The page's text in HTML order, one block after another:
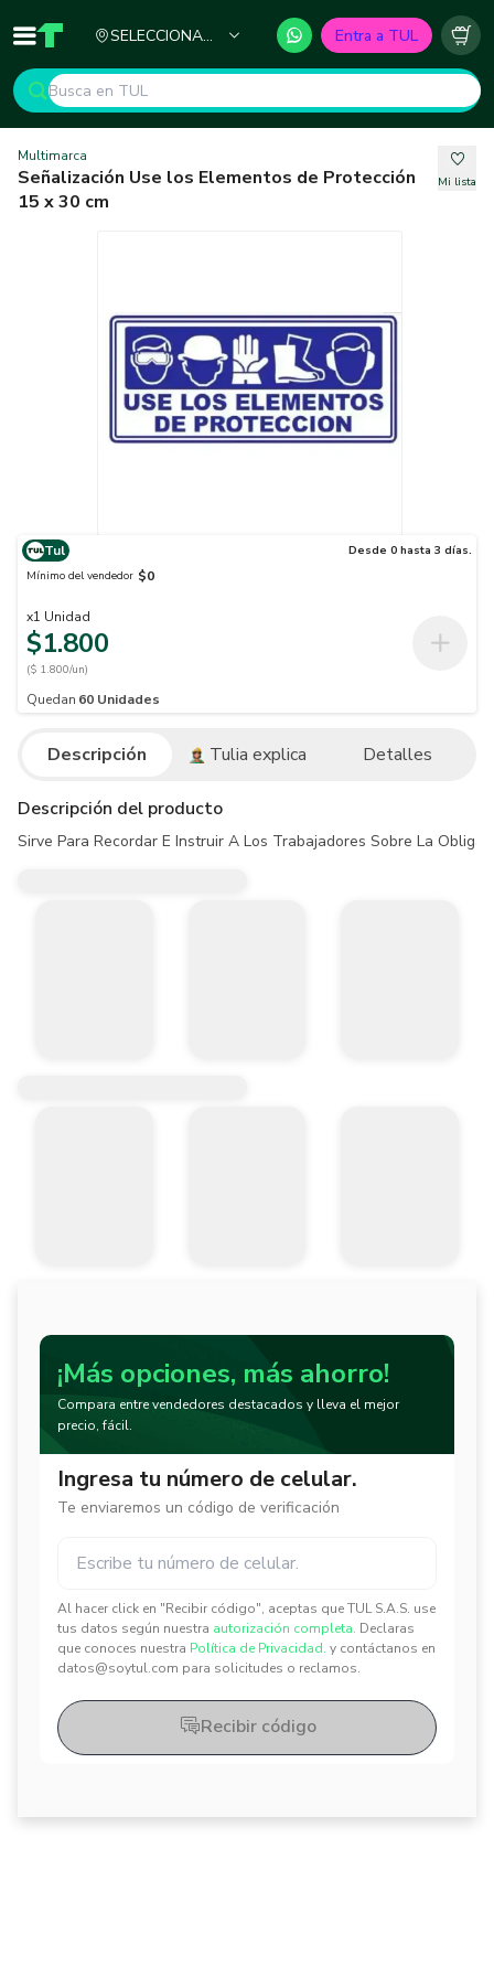
Inicio TUL - Tu Marketplace de Construcción
SELECCIONA
Entra a TUL
Multimarca
Señalización Use los Elementos de Protección
15 x 30 cm
Mi lista
Tul
Desde 0 hasta 3 días.
Mínimo del vendedor $0
x1 Unidad
$1.800
($ 1.800/un)
Quedan 60 Unidades
Descripción Tulia explica Detalles
Descripción del producto
Sirve Para Recordar E Instruir A Los Trabajadores Sobre La
¡Más opciones, más ahorro!
Compara entre vendedores destacados y lleva el mejor
precio, fácil.
Ingresa tu número de celular.
Te enviaremos un código de verificación
Al hacer click en "Recibir código", aceptas que TUL S.A.S. use
tus datos según nuestra autorización completa. Declaras
que conoces nuestra Política de Privacidad. y contáctanos en
datos@soytul.com para solicitudes o reclamos.
✕
✕
Recibir código